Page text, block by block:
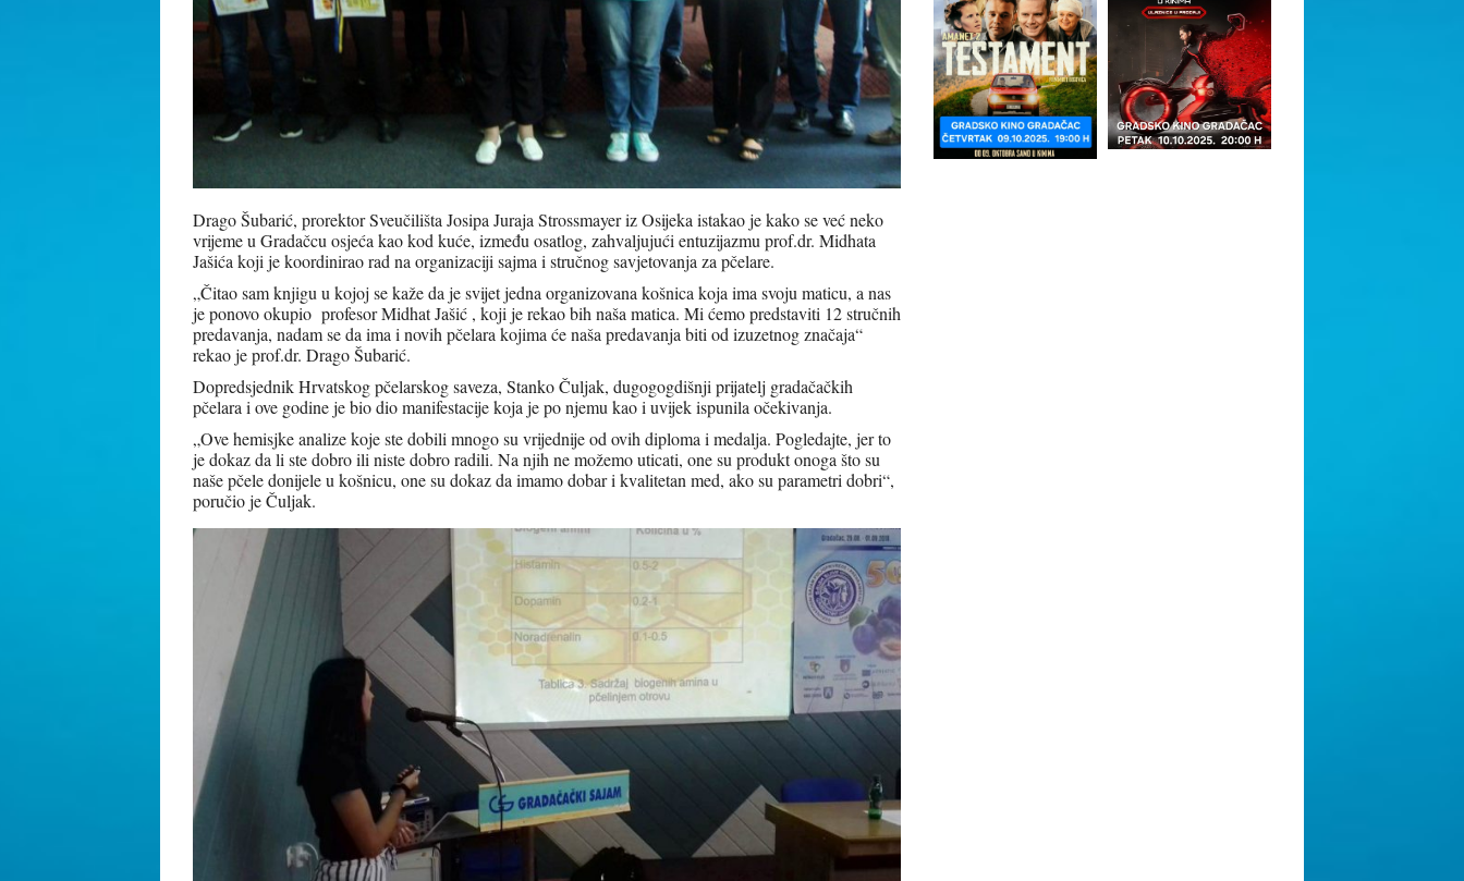
Drago Šubarić, prorektor Sveučilišta Josipa Juraja Strossmayer iz Osijeka istakao je kako se već neko
vrijeme u Gradačcu osjeća kao kod kuće, između osatlog, zahvaljujući entuzijazmu prof.dr. Midhata
Jašića koji je koordinirao rad na organizaciji sajma i stručnog savjetovanja za pčelare.
„Čitao sam knjigu u kojoj se kaže da je svijet jedna organizovana košnica koja ima svoju maticu, a nas
je ponovo okupio profesor Midhat Jašić , koji je rekao bih naša matica. Mi ćemo predstaviti 12 stručnih
predavanja, nadam se da ima i novih pčelara kojima će naša predavanja biti od izuzetnog značaja“
rekao je prof.dr. Drago Šubarić.
Dopredsjednik Hrvatskog pčelarskog saveza, Stanko Čuljak, dugogogdišnji prijatelj gradačačkih
pčelara i ove godine je bio dio manifestacije koja je po njemu kao i uvijek ispunila očekivanja.
„Ove hemisjke analize koje ste dobili mnogo su vrijednije od ovih diploma i medalja. Pogledajte, jer to
je dokaz da li ste dobro ili niste dobro radili. Na njih ne možemo uticati, one su produkt onoga što su
naše pčele donijele u košnicu, one su dokaz da imamo dobar i kvalitetan med, ako su parametri dobri“,
poručio je Čuljak.